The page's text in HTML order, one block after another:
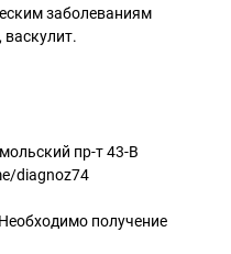
заболеваниям
васкулит.
пр-т 43-В
diagnoz74
получение